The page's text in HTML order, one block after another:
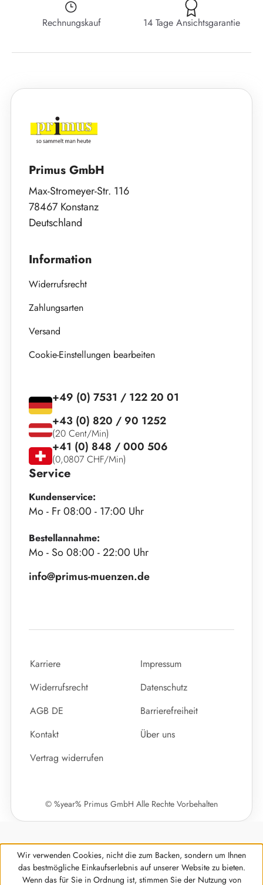
Rechnungskauf 14 Tage Ansichtsgarantie
Primus GmbH
Max-Stromeyer-Str. 116
78467 Konstanz
Deutschland
Information
Widerrufsrecht
Zahlungsarten
Versand
Cookie-Einstellungen bearbeiten
Service
Kundenservice:
Mo - Fr 08:00 - 17:00 Uhr
Bestellannahme:
Mo - So 08:00 - 22:00 Uhr
info@primus-muenzen.de
+49 (0) 7531 / 122 20 01
+43 (0) 820 / 90 1252
(20 Cent/Min)
+41 (0) 848 / 000 506
(0,0807 CHF/Min)
Karriere
Impressum
Widerrufsrecht
Datenschutz
AGB DE
Barrierefreiheit
Kontakt
Über uns
Vertrag widerrufen
© %year% Primus GmbH Alle Rechte Vorbehalten
Wir verwenden Cookies, nicht die zum Backen, sondern um Ihnen
das bestmögliche Einkaufserlebnis auf unserer Website zu bieten.
Wenn das für Sie in Ordnung ist, stimmen Sie der Nutzung von